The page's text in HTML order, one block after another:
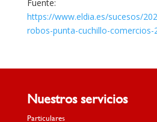
Fuente:
https://www.eldia.es/sucesos/
robos-punta-cuchillo-comercios-
Nuestros servicios
Particulares